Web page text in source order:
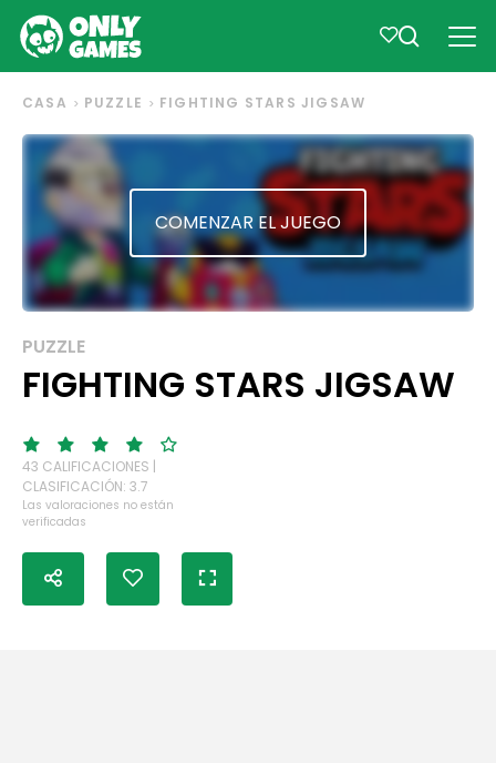
CASA PUZZLE FIGHTING STARS JIGSAW
COMENZAR EL JUEGO
PUZZLE
FIGHTING STARS JIGSAW
43 CALIFICACIONES |
CLASIFICACIÓN: 3.7
Las valoraciones no están
verificadas